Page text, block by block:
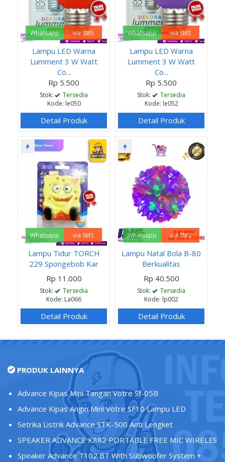
Whatsapp via SMS
Lampu LED Warna
Lumment 3 W Watt
Co...
Rp 5.500
Stok:
Tersedia
Kode: le050
Detail Produk
Whatsapp via SMS
Lampu LED Warna
Lumment 3 W Watt
Co...
Rp 5.500
Stok:
Tersedia
Kode: le052
Detail Produk
Whatsapp via SMS
Lampu Tidur TORCH
229 Spongebob Kar
Rp 11.000
Stok:
Tersedia
Kode: La066
Detail Produk
Whatsapp via SMS
Lampu Natal Bola B-80
Berkualitas
Rp 40.500
Stok:
Tersedia
Kode: lp002
Detail Produk
PRODUK LAINNYA
Advance Kipas Mini Tangan Votre Sf-05B
Advance Kipas Angin Mini Votre SF10 Lampu LED
Setrika Listrik Advance STK-500 Anti Lengket
SPEAKER ADVANCE K882 PORTABLE FREE MIC WIRELES
Speaker Advance T102 BT With Subwoofer System +